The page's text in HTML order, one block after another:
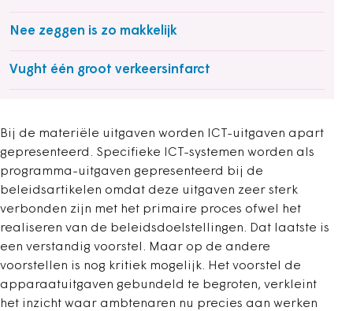
Nee zeggen is zo makkelijk
Vught één groot verkeersinfarct
Bij de materiële uitgaven worden ICT-uitgaven apart
gepresenteerd. Specifieke ICT-systemen worden als
programma-uitgaven gepresenteerd bij de
beleidsartikelen omdat deze uitgaven zeer sterk
verbonden zijn met het primaire proces ofwel het
realiseren van de beleidsdoelstellingen. Dat laatste is
een verstandig voorstel. Maar op de andere
voorstellen is nog kritiek mogelijk. Het voorstel de
apparaatuitgaven gebundeld te begroten, verkleint
het inzicht waar ambtenaren nu precies aan werken